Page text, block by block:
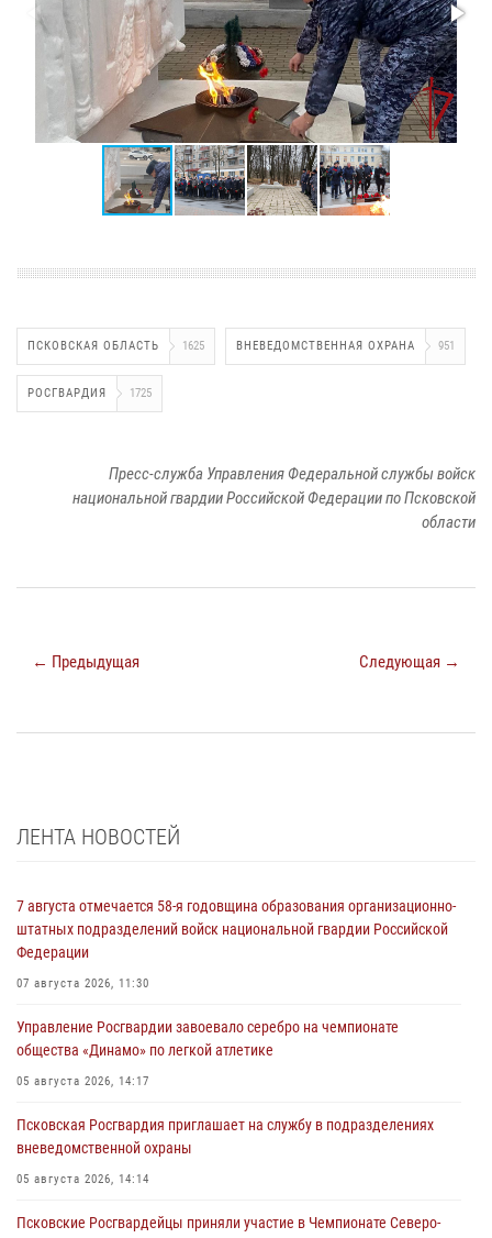
ПСКОВСКАЯ ОБЛАСТЬ 1625 ВНЕВЕДОМСТВЕННАЯ ОХРАНА 951
РОСГВАРДИЯ 1725
Пресс-служба Управления Федеральной службы войск
национальной гвардии Российской Федерации по Псковской
области
← Предыдущая Следующая →
ЛЕНТА НОВОСТЕЙ
7 августа отмечается 58-я годовщина образования организационно-
штатных подразделений войск национальной гвардии Российской
Федерации
07 августа 2026, 11:30
Управление Росгвардии завоевало серебро на чемпионате
общества «Динамо» по легкой атлетике
05 августа 2026, 14:17
Псковская Росгвардия приглашает на службу в подразделениях
вневедомственной охраны
05 августа 2026, 14:14
Псковские Росгвардейцы приняли участие в Чемпионате Северо-